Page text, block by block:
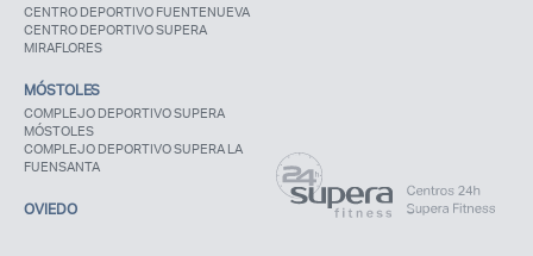
CENTRO DEPORTIVO FUENTENUEVA
CENTRO DEPORTIVO SUPERA
MIRAFLORES
MÓSTOLES
COMPLEJO DEPORTIVO SUPERA
MÓSTOLES
COMPLEJO DEPORTIVO SUPERA LA
FUENSANTA
OVIEDO